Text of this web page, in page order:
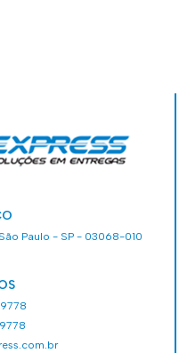
Paulo - SP - 03068-010